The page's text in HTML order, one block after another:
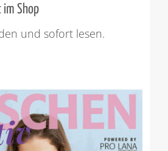
Shop
und sofort lesen.